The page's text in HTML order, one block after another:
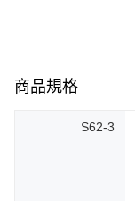
商品規格
S62-3